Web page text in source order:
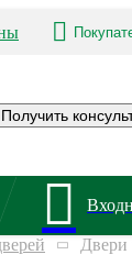
Получить
Двери